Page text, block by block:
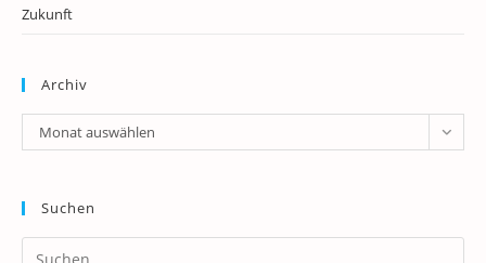
Zukunft
Archiv
Archiv
Monat auswählen
Suchen